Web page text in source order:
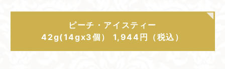
ピーチ・アイスティー
42g(14gx3個） 1,944円（税込）